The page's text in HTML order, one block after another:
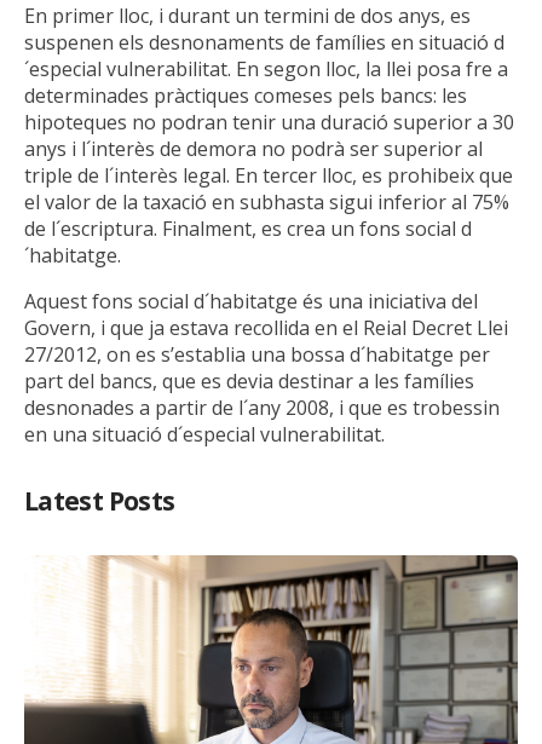
En primer lloc, i durant un termini de dos anys, es
suspenen els desnonaments de famílies en situació d
´especial vulnerabilitat. En segon lloc, la llei posa fre a
determinades pràctiques comeses pels bancs: les
hipoteques no podran tenir una duració superior a 30
anys i l´interès de demora no podrà ser superior al
triple de l´interès legal. En tercer lloc, es prohibeix que
el valor de la taxació en subhasta sigui inferior al 75%
de l´escriptura. Finalment, es crea un fons social d
´habitatge.
Aquest fons social d´habitatge és una iniciativa del
Govern, i que ja estava recollida en el Reial Decret Llei
27/2012, on es s’establia una bossa d´habitatge per
part del bancs, que es devia destinar a les famílies
desnonades a partir de l´any 2008, i que es trobessin
en una situació d´especial vulnerabilitat.
Latest Posts